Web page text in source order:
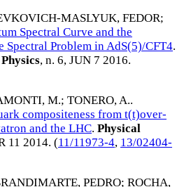
MASLYUK, FEDOR;
Spectral Curve and the
Problem in AdS(5)/CFT4.
, n. 6, JUN 7 2016.
M.; TONERO, A..
compositeness from t(t)over-
and the LHC. Physical
11 2014. (11/11973-4, 13/02404-
PEDRO; ROCHA,